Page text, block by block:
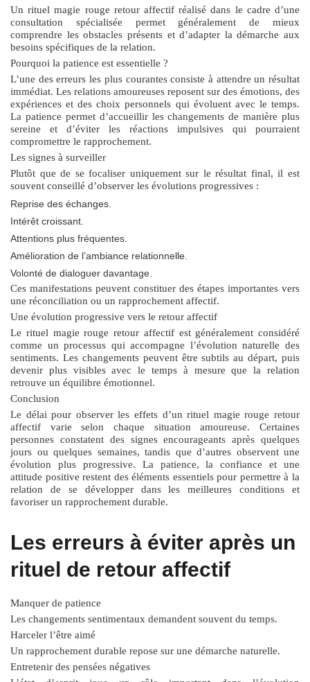
Unrituel magie rouge retour affectif réalisé dans le cadre d’une
consultation spécialisée permet généralement de mieux
comprendre les obstacles présents et d’adapter la démarche aux
besoins spécifiques de la relation.
Pourquoi la patience est essentielle ?
L’une des erreurs les plus courantes consiste à attendre un résultat
immédiat. Les relations amoureuses reposent sur des émotions, des
expériences et des choix personnels qui évoluent avec le temps.
La patience permet d’accueillir les changements de manière plus
sereine et d’éviter les réactions impulsives qui pourraient
compromettre le rapprochement.
Les signes à surveiller
Plutôt que de se focaliser uniquement sur le résultat final, il est
souvent conseillé d’observer les évolutions progressives :
Reprise des échanges.
Intérêt croissant.
Attentions plus fréquentes.
Amélioration de l’ambiance relationnelle.
Volonté de dialoguer davantage.
Ces manifestations peuvent constituer des étapes importantes vers
une réconciliation ou un rapprochement affectif.
Une évolution progressive vers le retour affectif
Le rituel magie rouge retour affectifest généralement considéré
comme un processus qui accompagne l’évolution naturelle des
sentiments. Les changements peuvent être subtils au départ, puis
devenir plus visibles avec le temps à mesure que la relation
retrouve un équilibre émotionnel.
Conclusion
Le délai pour observer les effets d’unrituel magie rouge retour
affectif varie selon chaque situation amoureuse. Certaines
personnes constatent des signes encourageants après quelques
jours ou quelques semaines, tandis que d’autres observent une
évolution plus progressive. La patience, la confiance et une
attitude positive restent des éléments essentiels pour permettre à la
relation de se développer dans les meilleures conditions et
favoriser un rapprochement durable.
Les erreurs à éviter après un
rituel de retour affectif
Manquer de patience
Les changements sentimentaux demandent souvent du temps.
Harceler l’être aimé
Un rapprochement durable repose sur une démarche naturelle.
Entretenir des pensées négatives